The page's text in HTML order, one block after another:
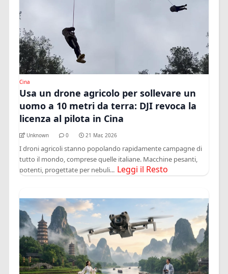
Cina
Usa un drone agricolo per sollevare un
uomo a 10 metri da terra: DJI revoca la
licenza al pilota in Cina
Unknown 0 21 Mar, 2026
I droni agricoli stanno popolando rapidamente campagne di
tutto il mondo, comprese quelle italiane. Macchine pesanti,
potenti, progettate per nebuli... Leggi il Resto